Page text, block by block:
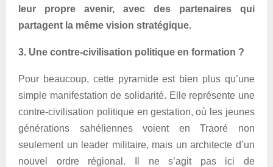
leur propre avenir, avec des partenaires qui
partagent la même vision stratégique.
3. Une contre-civilisation politique en formation ?
Pour beaucoup, cette pyramide est bien plus qu’une
simple manifestation de solidarité. Elle représente une
contre-civilisation politique en gestation, où les jeunes
générations sahéliennes voient en Traoré non
seulement un leader militaire, mais un architecte d’un
nouvel ordre régional. Il ne s’agit pas ici de